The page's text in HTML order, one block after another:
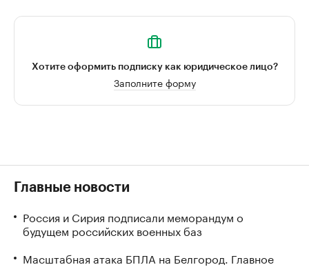
Хотите оформить подписку как юридическое лицо?
Заполните форму
Главные новости
Россия и Сирия подписали меморандум о
будущем российских военных баз
Масштабная атака БПЛА на Белгород. Главное